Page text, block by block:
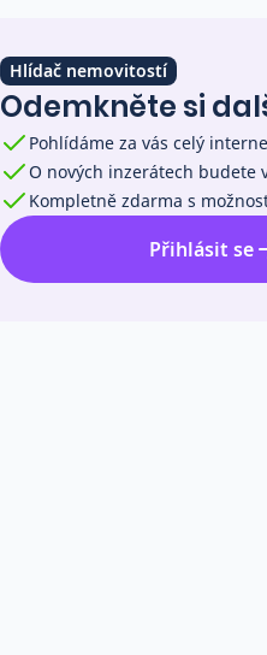
Hlídač nemovitostí
Odemkněte si
Pohlídáme za vás celý
O nových inzerátech budete
Kompletně zdarma s
Přihlásit se